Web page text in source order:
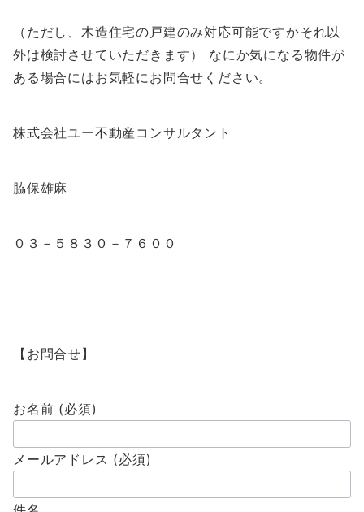
（ただし、木造住宅の戸建のみ対応可能ですかそれ以
外は検討させていただきます） なにか気になる物件が
ある場合にはお気軽にお問合せください。
株式会社ユー不動産コンサルタント
脇保雄麻
０３－５８３０－７６００
【お問合せ】
お名前 (必須)
メールアドレス (必須)